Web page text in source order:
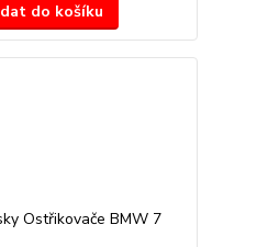
do košíku